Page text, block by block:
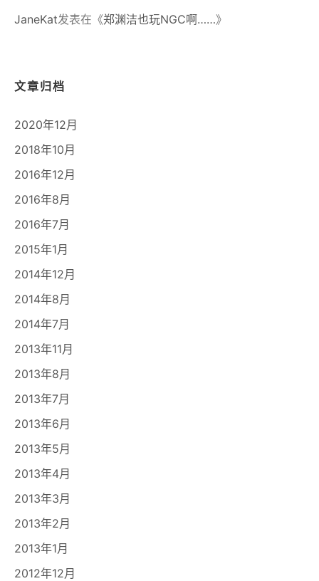
JaneKat发表在《郑渊洁也玩NGC啊……》
文章归档
2020年12月
2018年10月
2016年12月
2016年8月
2016年7月
2015年1月
2014年12月
2014年8月
2014年7月
2013年11月
2013年8月
2013年7月
2013年6月
2013年5月
2013年4月
2013年3月
2013年2月
2013年1月
2012年12月